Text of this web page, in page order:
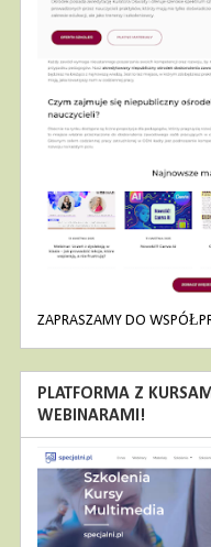
ZAPRASZAMY DO
PLATFORMA Z
WEBINARAMI!